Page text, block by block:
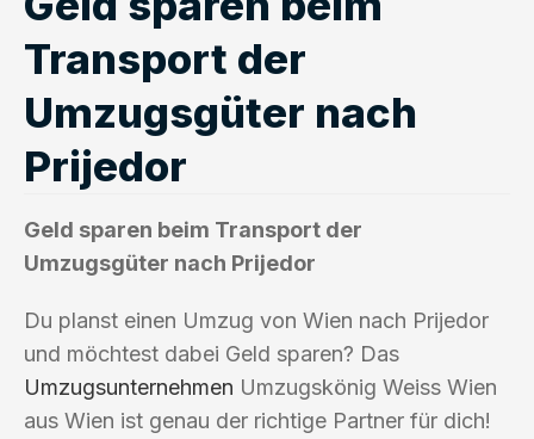
Transport der
Umzugsgüter nach
Prijedor
Geld sparen beim Transport der
Umzugsgüter nach Prijedor
Du planst einen Umzug von Wien nach Prijedor
und möchtest dabei Geld sparen? Das
Umzugsunternehmen Umzugskönig Weiss Wien
aus Wien ist genau der richtige Partner für dich!